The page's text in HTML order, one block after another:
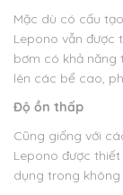
Mặc dù có cấu
Lepono vẫn được
bơm có khả năng
lên các bể cao,
Độ ồn thấp
Cũng giống với
Lepono được
dụng trong